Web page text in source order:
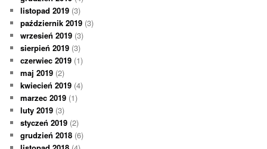
listopad 2019 (3)
październik 2019 (3)
wrzesień 2019 (3)
sierpień 2019 (3)
czerwiec 2019 (1)
maj 2019 (2)
kwiecień 2019 (4)
marzec 2019 (1)
luty 2019 (3)
styczeń 2019 (2)
grudzień 2018 (6)